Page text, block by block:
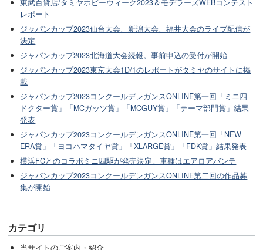
東武百貨店/タミヤホビーウィーク2023＆モデラーズWEBコンテスト
レポート
ジャパンカップ2023仙台大会、新潟大会、福井大会のライブ配信が
決定
ジャパンカップ2023北海道大会続報。事前申込の受付が開始
ジャパンカップ2023東京大会1D/1のレポートがタミヤのサイトに掲
載
ジャパンカップ2023コンクールデレガンスONLINE第一回「ミニ四
ドクター賞」「MCガッツ賞」「MCGUY賞」「テーマ部門賞」結果
発表
ジャパンカップ2023コンクールデレガンスONLINE第一回「NEW
ERA賞」「ヨコハマタイヤ賞」「XLARGE賞」「FDK賞」結果発表
横浜FCとのコラボミニ四駆が発売決定。車種はエアロアバンテ
ジャパンカップ2023コンクールデレガンスONLINE第二回の作品募
集が開始
カテゴリ
当サイトのご案内・紹介